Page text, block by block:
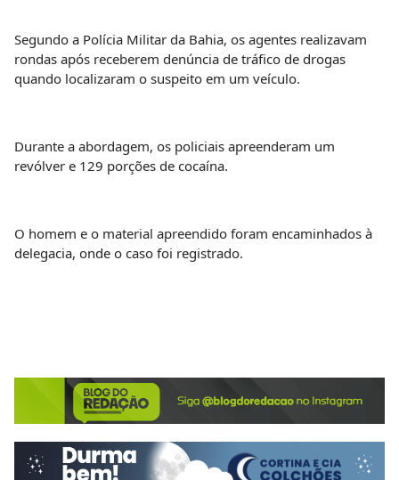
Segundo a Polícia Militar da Bahia, os agentes realizavam
rondas após receberem denúncia de tráfico de drogas
quando localizaram o suspeito em um veículo.
Durante a abordagem, os policiais apreenderam um
revólver e 129 porções de cocaína.
O homem e o material apreendido foram encaminhados à
delegacia, onde o caso foi registrado.